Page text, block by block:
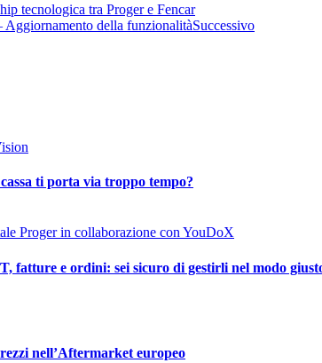
tecnologica tra Proger e Fencar
Aggiornamento della funzionalitàSuccessivo
ti porta via troppo tempo?
fatture e ordini: sei sicuro di gestirli nel modo
nell’Aftermarket europeo